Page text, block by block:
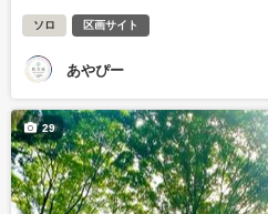
ソロ 区画サイト
あやぴー
29